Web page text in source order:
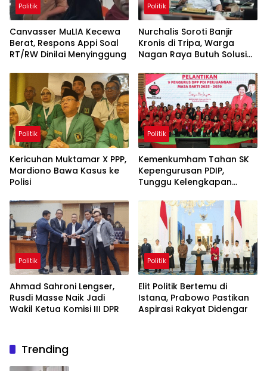
Politik
Canvasser MuLIA Kecewa
Berat, Respons Appi Soal
RT/RW Dinilai Menyinggung
Politik
Nurchalis Soroti Banjir
Kronis di Tripa, Warga
Nagan Raya Butuh Solusi
Politik
Kericuhan Muktamar X PPP,
Mardiono Bawa Kasus ke
Polisi
Politik
Kemenkumham Tahan SK
Kepengurusan PDIP,
Tunggu Kelengkapan
Politik
Ahmad Sahroni Lengser,
Rusdi Masse Naik Jadi
Wakil Ketua Komisi III DPR
Politik
Elit Politik Bertemu di
Istana, Prabowo Pastikan
Aspirasi Rakyat Didengar
Trending